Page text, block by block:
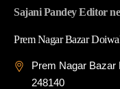
Sajani Pandey Editor
Prem Nagar Bazar
Prem Nagar Bazar
248140